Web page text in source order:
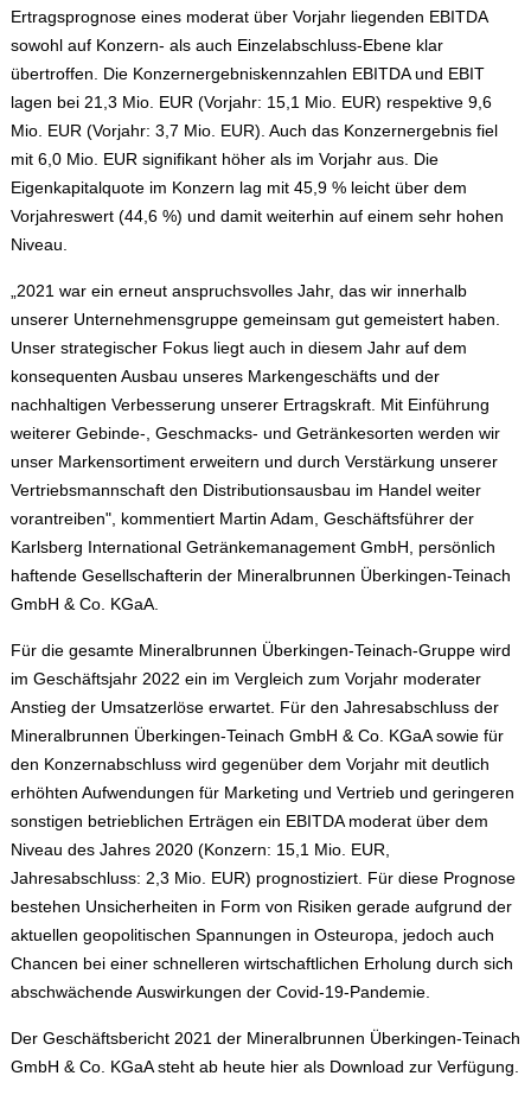
Ertragsprognose eines moderat über Vorjahr liegenden EBITDA
sowohl auf Konzern- als auch Einzelabschluss-Ebene klar
übertroffen. Die Konzernergebniskennzahlen EBITDA und EBIT
lagen bei 21,3 Mio. EUR (Vorjahr: 15,1 Mio. EUR) respektive 9,6
Mio. EUR (Vorjahr: 3,7 Mio. EUR). Auch das Konzernergebnis fiel
mit 6,0 Mio. EUR signifikant höher als im Vorjahr aus. Die
Eigenkapitalquote im Konzern lag mit 45,9 % leicht über dem
Vorjahreswert (44,6 %) und damit weiterhin auf einem sehr hohen
Niveau.
„2021 war ein erneut anspruchsvolles Jahr, das wir innerhalb
unserer Unternehmensgruppe gemeinsam gut gemeistert haben.
Unser strategischer Fokus liegt auch in diesem Jahr auf dem
konsequenten Ausbau unseres Markengeschäfts und der
nachhaltigen Verbesserung unserer Ertragskraft. Mit Einführung
weiterer Gebinde-, Geschmacks- und Getränkesorten werden wir
unser Markensortiment erweitern und durch Verstärkung unserer
Vertriebsmannschaft den Distributionsausbau im Handel weiter
vorantreiben", kommentiert Martin Adam, Geschäftsführer der
Karlsberg International Getränkemanagement GmbH, persönlich
haftende Gesellschafterin der Mineralbrunnen Überkingen-Teinach
GmbH & Co. KGaA.
Für die gesamte Mineralbrunnen Überkingen-Teinach-Gruppe wird
im Geschäftsjahr 2022 ein im Vergleich zum Vorjahr moderater
Anstieg der Umsatzerlöse erwartet. Für den Jahresabschluss der
Mineralbrunnen Überkingen-Teinach GmbH & Co. KGaA sowie für
den Konzernabschluss wird gegenüber dem Vorjahr mit deutlich
erhöhten Aufwendungen für Marketing und Vertrieb und geringeren
sonstigen betrieblichen Erträgen ein EBITDA moderat über dem
Niveau des Jahres 2020 (Konzern: 15,1 Mio. EUR,
Jahresabschluss: 2,3 Mio. EUR) prognostiziert. Für diese Prognose
bestehen Unsicherheiten in Form von Risiken gerade aufgrund der
aktuellen geopolitischen Spannungen in Osteuropa, jedoch auch
Chancen bei einer schnelleren wirtschaftlichen Erholung durch sich
abschwächende Auswirkungen der Covid-19-Pandemie.
Der Geschäftsbericht 2021 der Mineralbrunnen Überkingen-Teinach
GmbH & Co. KGaA steht ab heute hier als Download zur Verfügung.